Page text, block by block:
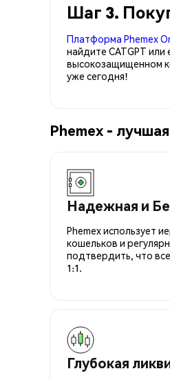
Шаг 3.
Платформа Phemex
найдите CATGPT
высокозащищенном
уже сегодня!
Phemex -
Надежная и
Phemex использует
кошельков и
подтвердить, что
1:1.
Глубокая